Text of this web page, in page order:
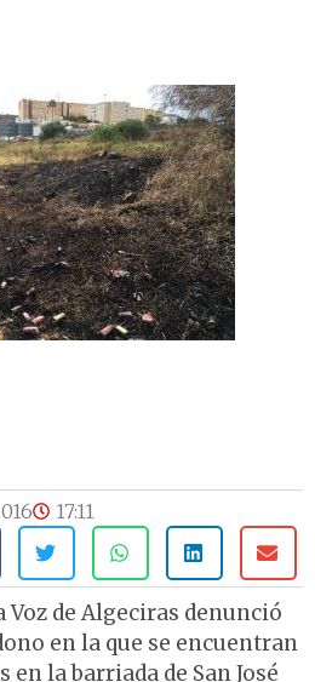
17:11
de Algeciras denunció
en la que se encuentran
en la barriada de San José